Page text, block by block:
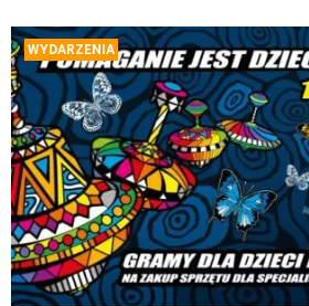
WYDARZENIA